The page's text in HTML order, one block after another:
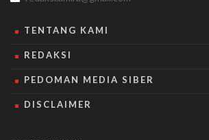
TENTANG KAMI
REDAKSI
PEDOMAN MEDIA SIBER
DISCLAIMER